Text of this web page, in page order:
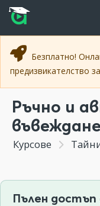
Прескочи към
Прескочи към
Безплатно!
предизвикателство
Ръчно и
Курсове
Пълен достъп